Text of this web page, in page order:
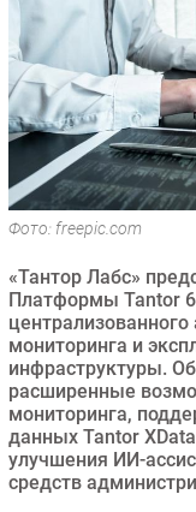
Outsourcing
Кадры
Регулирование
Финансы
Web
Безопасность
Инновации
Гаджеты
Здоровье
РАЗДЕЛЫ
Новости
Аналитика
Интервью
Фото: freepic.com
«Тантор Лабс»
Платформы Tantor
мониторинга и
инфраструктуры.
расширенные
мониторинга,
данных Tantor
улучшения ИИ-
средств